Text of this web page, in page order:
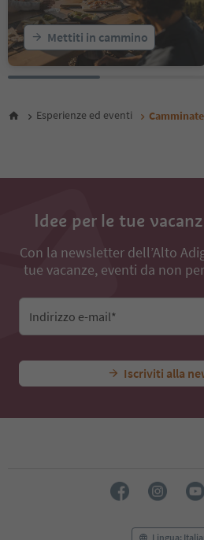
Mettiti in cammino
Esperienze ed eventi
Idee per le tue
Con la newsletter dell’Alto
tue vacanze, eventi da non
Indirizzo e-mail*
Iscriviti alla
Lingua: